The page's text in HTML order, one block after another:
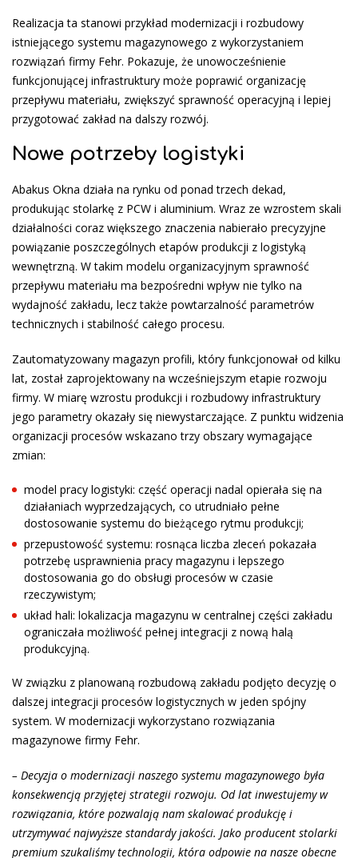
Realizacja ta stanowi przykład modernizacji i rozbudowy
istniejącego systemu magazynowego z wykorzystaniem
rozwiązań firmy Fehr. Pokazuje, że unowocześnienie
funkcjonującej infrastruktury może poprawić organizację
przepływu materiału, zwiększyć sprawność operacyjną i lepiej
przygotować zakład na dalszy rozwój.
Nowe potrzeby logistyki
Abakus Okna działa na rynku od ponad trzech dekad,
produkując stolarkę z PCW i aluminium. Wraz ze wzrostem skali
działalności coraz większego znaczenia nabierało precyzyjne
powiązanie poszczególnych etapów produkcji z logistyką
wewnętrzną. W takim modelu organizacyjnym sprawność
przepływu materiału ma bezpośredni wpływ nie tylko na
wydajność zakładu, lecz także powtarzalność parametrów
technicznych i stabilność całego procesu.
Zautomatyzowany magazyn profili, który funkcjonował od kilku
lat, został zaprojektowany na wcześniejszym etapie rozwoju
firmy. W miarę wzrostu produkcji i rozbudowy infrastruktury
jego parametry okazały się niewystarczające. Z punktu widzenia
organizacji procesów wskazano trzy obszary wymagające
zmian:
model pracy logistyki: część operacji nadal opierała się na
działaniach wyprzedzających, co utrudniało pełne
dostosowanie systemu do bieżącego rytmu produkcji;
przepustowość systemu: rosnąca liczba zleceń pokazała
potrzebę usprawnienia pracy magazynu i lepszego
dostosowania go do obsługi procesów w czasie
rzeczywistym;
układ hali: lokalizacja magazynu w centralnej części zakładu
ograniczała możliwość pełnej integracji z nową halą
produkcyjną.
W związku z planowaną rozbudową zakładu podjęto decyzję o
dalszej integracji procesów logistycznych w jeden spójny
system. W modernizacji wykorzystano rozwiązania
magazynowe firmy Fehr.
– Decyzja o modernizacji naszego systemu magazynowego była
konsekwencją przyjętej strategii rozwoju. Od lat inwestujemy w
rozwiązania, które pozwalają nam skalować produkcję i
utrzymywać najwyższe standardy jakości. Jako producent stolarki
premium szukaliśmy technologii, która odpowie na nasze obecne